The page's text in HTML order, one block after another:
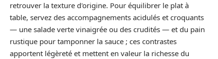
retrouver la texture d'origine. Pour équilibrer le plat à
table, servez des accompagnements acidulés et croquants
— une salade verte vinaigrée ou des crudités — et du pain
rustique pour tamponner la sauce ; ces contrastes
apportent légèreté et mettent en valeur la richesse du